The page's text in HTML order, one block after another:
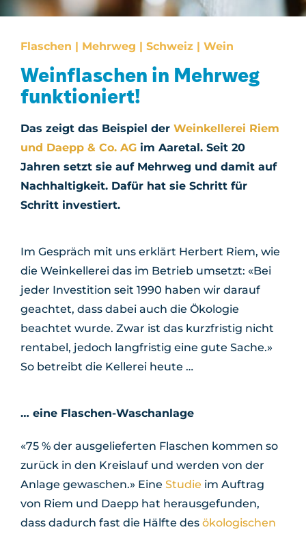
Flaschen | Mehrweg | Schweiz | Wein
Weinflaschen in Mehrweg
funktioniert!
Das zeigt das Beispiel der Weinkellerei Riem
und Daepp & Co. AG im Aaretal. Seit 20
Jahren setzt sie auf Mehrweg und damit auf
Nachhaltigkeit. Dafür hat sie Schritt für
Schritt investiert.
Im Gespräch mit uns erklärt Herbert Riem, wie
die Weinkellerei das im Betrieb umsetzt: «Bei
jeder Investition seit 1990 haben wir darauf
geachtet, dass dabei auch die Ökologie
beachtet wurde. Zwar ist das kurzfristig nicht
rentabel, jedoch langfristig eine gute Sache.»
So betreibt die Kellerei heute …
… eine Flaschen-Waschanlage
«75 % der ausgelieferten Flaschen kommen so
zurück in den Kreislauf und werden von der
Anlage gewaschen.» Eine Studie im Auftrag
von Riem und Daepp hat herausgefunden,
dass dadurch fast die Hälfte des ökologischen